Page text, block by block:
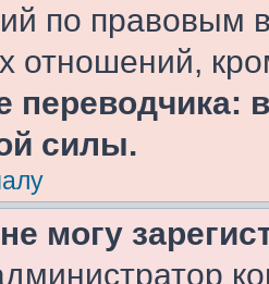
по правовым
отношений,
переводчика:
силы.
могу